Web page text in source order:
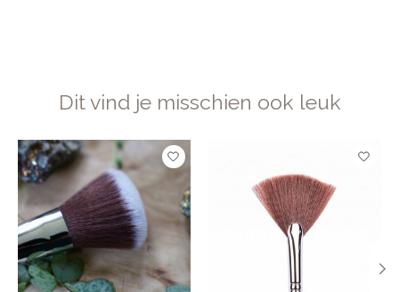
Dit vind je misschien ook leuk
Items van productcarrousel